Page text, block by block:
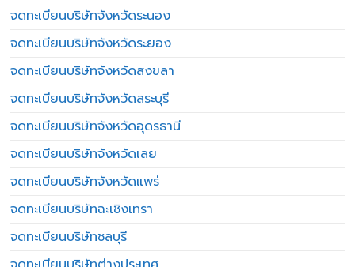
จดทะเบียนบริษัทจังหวัดระนอง
จดทะเบียนบริษัทจังหวัดระยอง
จดทะเบียนบริษัทจังหวัดสงขลา
จดทะเบียนบริษัทจังหวัดสระบุรี
จดทะเบียนบริษัทจังหวัดอุดรธานี
จดทะเบียนบริษัทจังหวัดเลย
จดทะเบียนบริษัทจังหวัดแพร่
จดทะเบียนบริษัทฉะเชิงเทรา
จดทะเบียนบริษัทชลบุรี